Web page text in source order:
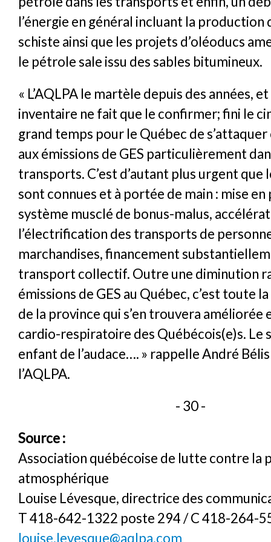
l’énergie en général incluant la
schiste ainsi que les projets d’oléoducs
le pétrole sale issu des sables bitumineux.
« L’AQLPA le martèle depuis des années,
inventaire ne fait que le confirmer; fini le
grand temps pour le Québec de
aux émissions de GES particulièrement
transports. C’est d’autant plus urgent que
sont connues et à portée de main : mise en
système musclé de bonus-malus,
l’électrification des transports de
marchandises, financement
transport collectif. Outre une diminution
émissions de GES au Québec, c’est toute
de la province qui s’en trouvera améliorée
cardio-respiratoire des Québécois(e)s. Le
enfant de l’audace…. » rappelle André
l’AQLPA.
- 30 -
Source :
Association québécoise de lutte contre la
atmosphérique
Louise Lévesque, directrice des
T 418-642-1322 poste 294 / C 418-264-
louise.levesque@aqlpa.com